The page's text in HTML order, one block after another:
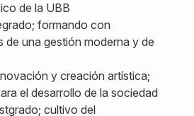
de la UBB
formando con
de una gestión moderna y de
y creación artística;
el desarrollo de la sociedad
cultivo del